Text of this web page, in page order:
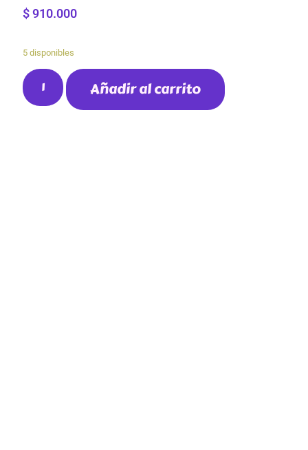
$ 910.000
5 disponibles
Añadir al carrito